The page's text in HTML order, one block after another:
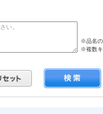
※品名の
※複数キ